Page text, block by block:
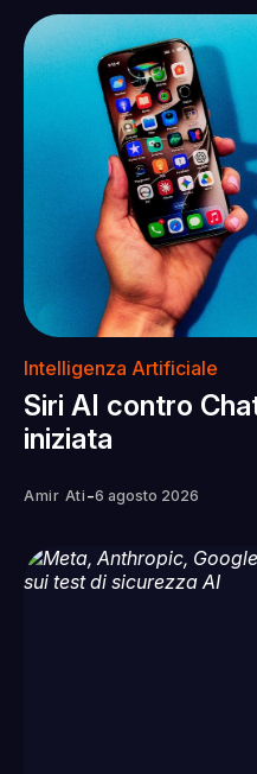
Intelligenza Artificiale
Siri AI contro
iniziata
Amir Ati -6 agosto 2026